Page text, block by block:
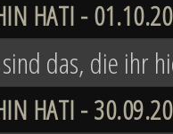
HATI -
das, die ihr
HATI -